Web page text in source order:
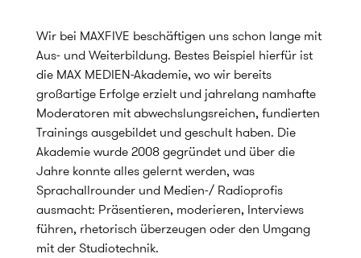
Wir bei MAXFIVE beschäftigen uns schon lange mit
Aus- und Weiterbildung. Bestes Beispiel hierfür ist
die MAX MEDIEN-Akademie, wo wir bereits
großartige Erfolge erzielt und jahrelang namhafte
Moderatoren mit abwechslungsreichen, fundierten
Trainings ausgebildet und geschult haben. Die
Akademie wurde 2008 gegründet und über die
Jahre konnte alles gelernt werden, was
Sprachallrounder und Medien-/ Radioprofis
ausmacht: Präsentieren, moderieren, Interviews
führen, rhetorisch überzeugen oder den Umgang
mit der Studiotechnik.